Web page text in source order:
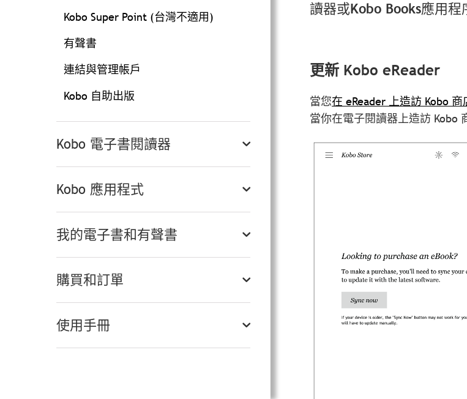
Kobo Super Point (台灣不適用)
有聲書
連結與管理帳戶
Kobo 自助出版
Kobo 電子書閱讀器
Kobo 應用程式
我的電子書和有聲書
購買和訂單
使用手冊
讀器或Kobo Books應用
更新 Kobo eReader
當您在 eReader 上造訪 Kobo 商
當你在電子閱讀器上造訪 Kobo